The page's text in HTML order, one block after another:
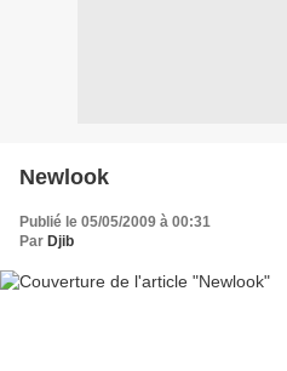
Newlook
Publié le 05/05/2009 à 00:31
Par Djib